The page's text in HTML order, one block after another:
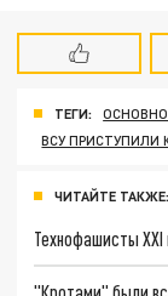
ТЕГИ:
ВСУ ПРИСТУПИЛИ
ЧИТАЙТЕ ТАКЖЕ:
Технофашисты XXI
"Кротами" были